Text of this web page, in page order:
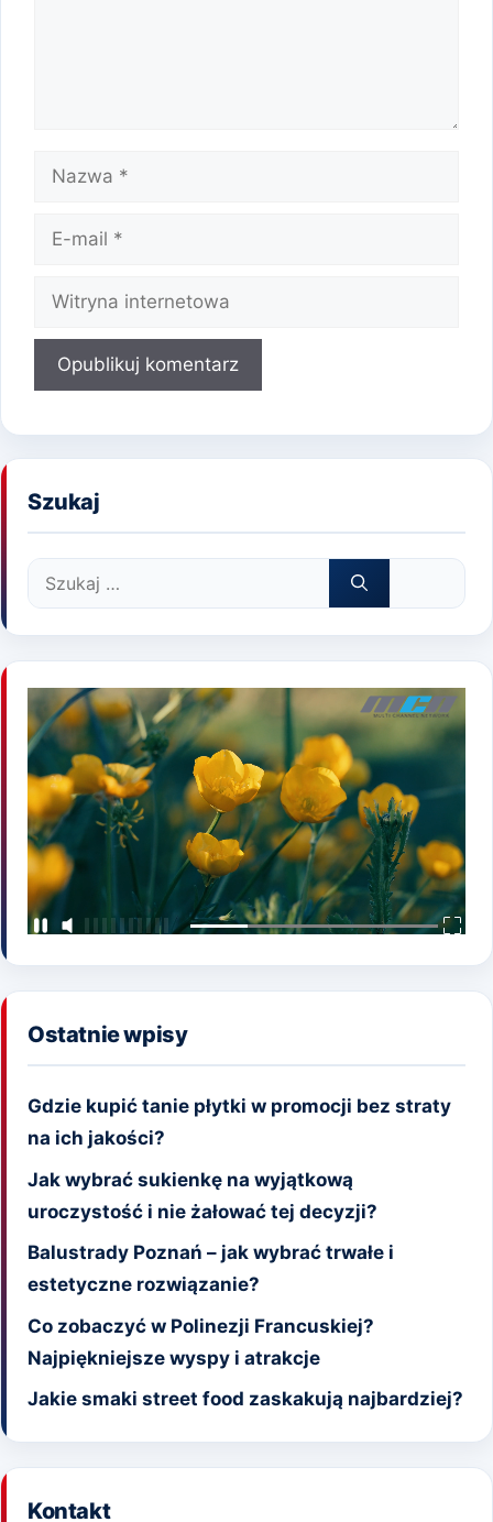
Nazwa
Witryna
Szukaj
Szukaj:
Ostatnie wpisy
Gdzie kupić tanie płytki w promocji bez straty
na ich jakości?
Jak wybrać sukienkę na wyjątkową
uroczystość i nie żałować tej decyzji?
Balustrady Poznań – jak wybrać trwałe i
estetyczne rozwiązanie?
Co zobaczyć w Polinezji Francuskiej?
Najpiękniejsze wyspy i atrakcje
Jakie smaki street food zaskakują najbardziej?
Kontakt